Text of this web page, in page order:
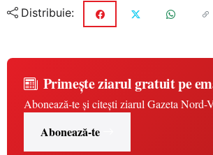
Distribuie:
Primește ziarul gratuit pe
Abonează-te și citești ziarul Gazeta Nord-
Abonează-te